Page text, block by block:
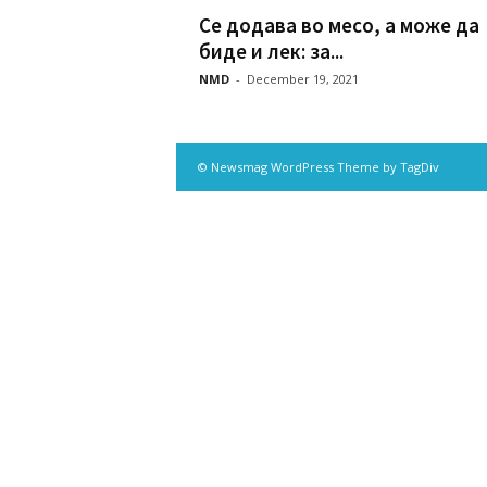
Се додава во месо, а може да
биде и лек: за...
NMD - December 19, 2021
© Newsmag WordPress Theme by TagDiv